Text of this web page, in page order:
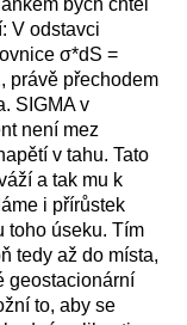
bych chtěl
V odstavci
σ*dS =
právě přechodem
SIGMA v
není mez
v tahu. Tato
a tak mu k
i přírůstek
toho úseku. Tím
tedy až do místa,
geostacionární
to, aby se